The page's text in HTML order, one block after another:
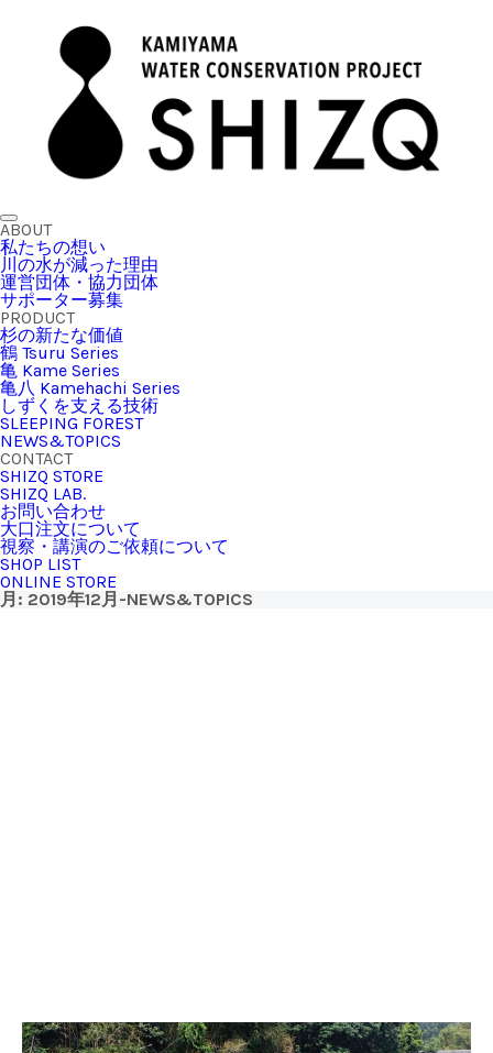
ABOUT
私たちの想い
川の水が減った理由
運営団体・協力団体
サポーター募集
PRODUCT
杉の新たな価値
鶴 Tsuru Series
亀 Kame Series
亀八 Kamehachi Series
しずくを支える技術
SLEEPING FOREST
NEWS&TOPICS
CONTACT
SHIZQ STORE
SHIZQ LAB.
お問い合わせ
大口注文について
視察・講演のご依頼について
SHOP LIST
ONLINE STORE
月: 2019年12月 -NEWS&TOPICS